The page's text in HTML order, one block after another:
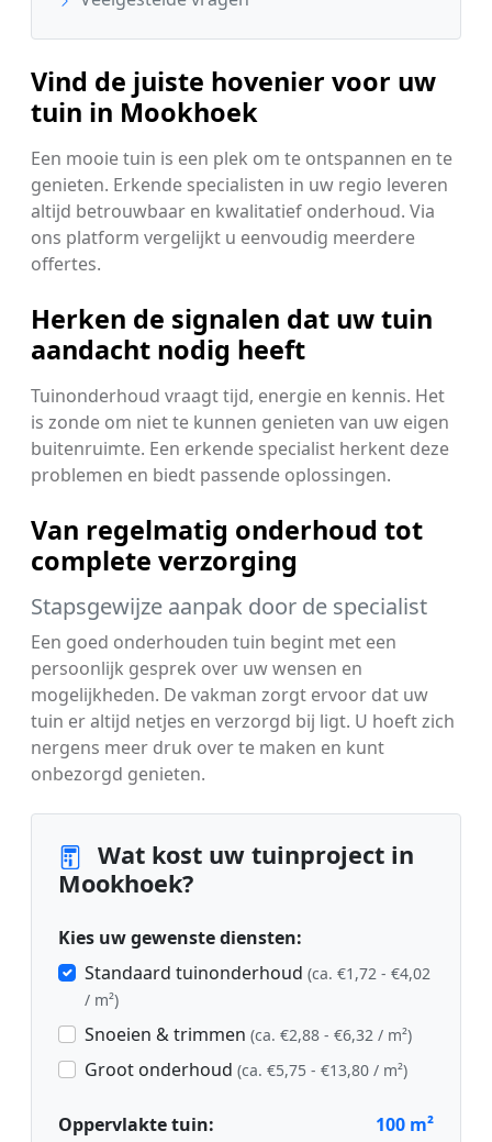
Vind de juiste hovenier voor uw
tuin in Mookhoek
Een mooie tuin is een plek om te ontspannen en te
genieten. Erkende specialisten in uw regio leveren
altijd betrouwbaar en kwalitatief onderhoud. Via
ons platform vergelijkt u eenvoudig meerdere
offertes.
Herken de signalen dat uw tuin
aandacht nodig heeft
Tuinonderhoud vraagt tijd, energie en kennis. Het
is zonde om niet te kunnen genieten van uw eigen
buitenruimte. Een erkende specialist herkent deze
problemen en biedt passende oplossingen.
Van regelmatig onderhoud tot
complete verzorging
Stapsgewijze aanpak door de specialist
Een goed onderhouden tuin begint met een
persoonlijk gesprek over uw wensen en
mogelijkheden. De vakman zorgt ervoor dat uw
tuin er altijd netjes en verzorgd bij ligt. U hoeft zich
nergens meer druk over te maken en kunt
onbezorgd genieten.
Wat kost uw tuinproject in
Mookhoek?
Kies uw gewenste diensten:
Standaard tuinonderhoud (ca. €1,72 - €4,02
/ m²)
Snoeien & trimmen (ca. €2,88 - €6,32 / m²)
Groot onderhoud (ca. €5,75 - €13,80 / m²)
Oppervlakte tuin: 100 m²